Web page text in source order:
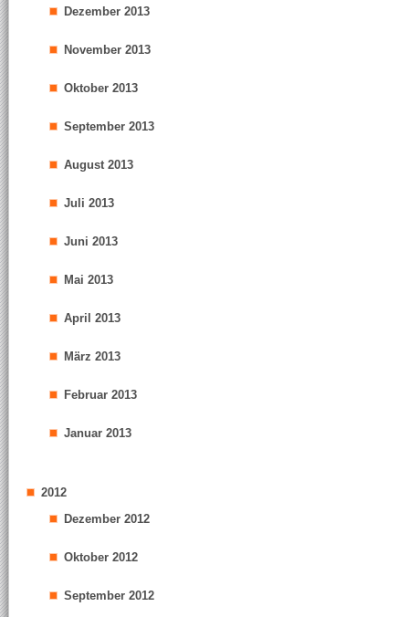
Dezember 2013
November 2013
Oktober 2013
September 2013
August 2013
Juli 2013
Juni 2013
Mai 2013
April 2013
März 2013
Februar 2013
Januar 2013
2012
Dezember 2012
Oktober 2012
September 2012